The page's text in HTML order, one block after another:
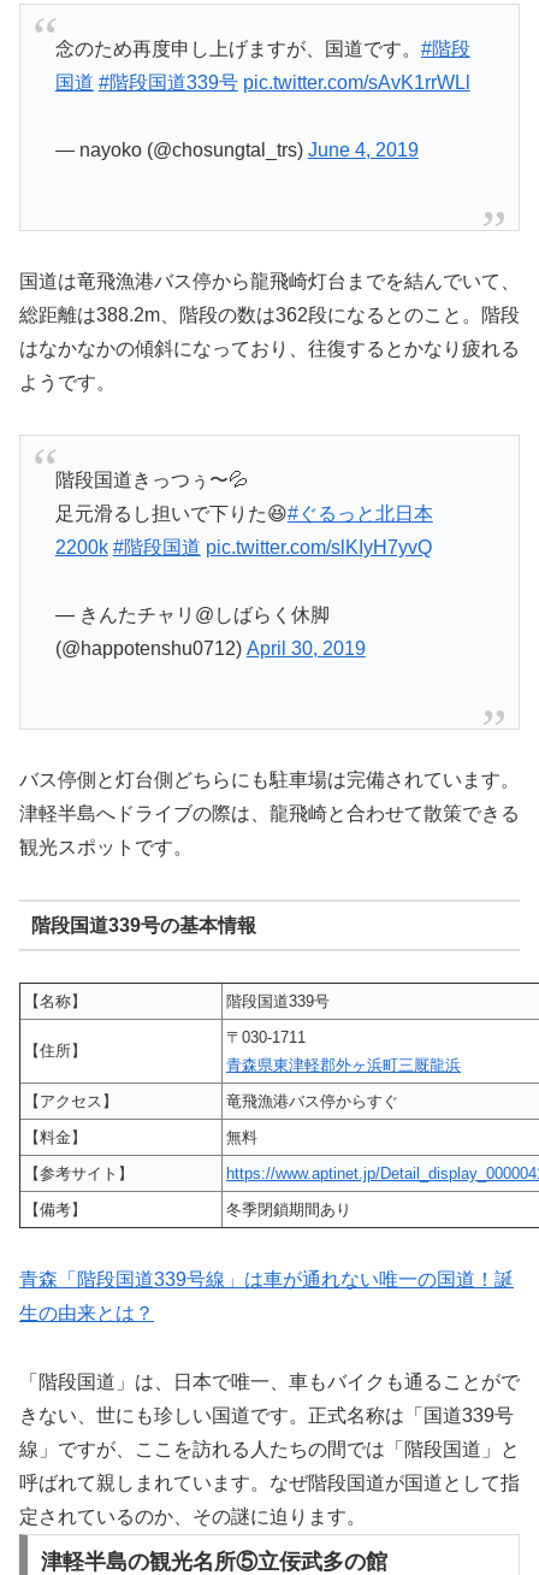
念のため再度申し上げますが、国道です。 #階段
国道 #階段国道339号 pic.twitter.com/sAvK1rrWLl
— nayoko (@chosungtal_trs) June 4, 2019
国道は竜飛漁港バス停から龍飛崎灯台までを結んでいて、
総距離は388.2m、階段の数は362段になるとのこと。階段
はなかなかの傾斜になっており、往復するとかなり疲れる
ようです。
階段国道きっつぅ〜💦
足元滑るし担いで下りた😆#ぐるっと北日本
2200k #階段国道 pic.twitter.com/slKIyH7yvQ
— きんたチャリ@しばらく休脚
(@happotenshu0712) April 30, 2019
バス停側と灯台側どちらにも駐車場は完備されています。
津軽半島へドライブの際は、龍飛崎と合わせて散策できる
観光スポットです。
階段国道339号の基本情報
【名称】 階段国道339号
【住所】
〒030-1711
青森県東津軽郡外ヶ浜町三厩龍浜
【アクセス】
竜飛漁港バス停からすぐ
【料金】
無料
【参考サイト】
https://www.aptinet.jp/
【備考】
冬季閉鎖期間あり
青森「階段国道339号線」は車が通れない唯一の国道！誕
生の由来とは？
「階段国道」は、日本で唯一、車もバイクも通ることがで
きない、世にも珍しい国道です。正式名称は「国道339号
線」ですが、ここを訪れる人たちの間では「階段国道」と
呼ばれて親しまれています。なぜ階段国道が国道として指
定されているのか、その謎に迫ります。
津軽半島の観光名所⑤立佞武多の館